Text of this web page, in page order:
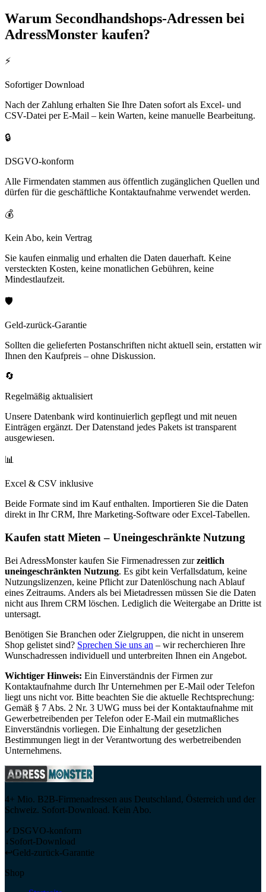
Warum Secondhandshops-Adressen bei
AdressMonster kaufen?
⚡
Sofortiger Download
Nach der Zahlung erhalten Sie Ihre Daten sofort als Excel- und
CSV-Datei per E-Mail – kein Warten, keine manuelle Bearbeitung.
🔒
DSGVO-konform
Alle Firmendaten stammen aus öffentlich zugänglichen Quellen und
dürfen für die geschäftliche Kontaktaufnahme verwendet werden.
💰
Kein Abo, kein Vertrag
Sie kaufen einmalig und erhalten die Daten dauerhaft. Keine
versteckten Kosten, keine monatlichen Gebühren, keine
Mindestlaufzeit.
🛡️
Geld-zurück-Garantie
Sollten die gelieferten Postanschriften nicht aktuell sein, erstatten wir
Ihnen den Kaufpreis – ohne Diskussion.
🔄
Regelmäßig aktualisiert
Unsere Datenbank wird kontinuierlich gepflegt und mit neuen
Einträgen ergänzt. Der Datenstand jedes Pakets ist transparent
ausgewiesen.
📊
Excel & CSV inklusive
Beide Formate sind im Kauf enthalten. Importieren Sie die Daten
direkt in Ihr CRM, Ihre Marketing-Software oder Excel-Tabellen.
Kaufen statt Mieten – Uneingeschränkte Nutzung
Bei AdressMonster kaufen Sie Firmenadressen zur zeitlich
uneingeschränkten Nutzung. Es gibt kein Verfallsdatum, keine
Nutzungslizenzen, keine Pflicht zur Datenlöschung nach Ablauf
eines Zeitraums. Anders als bei Mietadressen müssen Sie die Daten
nicht aus Ihrem CRM löschen. Lediglich die Weitergabe an Dritte ist
untersagt.
Benötigen Sie Branchen oder Zielgruppen, die nicht in unserem
Shop gelistet sind? Sprechen Sie uns an – wir recherchieren Ihre
Wunschadressen individuell und unterbreiten Ihnen ein Angebot.
Wichtiger Hinweis: Ein Einverständnis der Firmen zur
Kontaktaufnahme durch Ihr Unternehmen per E-Mail oder Telefon
liegt uns nicht vor. Bitte beachten Sie die aktuelle Rechtsprechung:
Gemäß § 7 Abs. 2 Nr. 3 UWG muss bei der Kontaktaufnahme mit
Gewerbetreibenden per Telefon oder E-Mail ein mutmaßliches
Einverständnis vorliegen. Die Einhaltung der gesetzlichen
Bestimmungen liegt in der Verantwortung des werbetreibenden
Unternehmens.
4+ Mio. B2B-Firmenadressen aus Deutschland, Österreich und der
Schweiz. Sofort-Download. Kein Abo.
✓ DSGVO-konform
↓Sofort-Download
↩Geld-zurück-Garantie
Shop